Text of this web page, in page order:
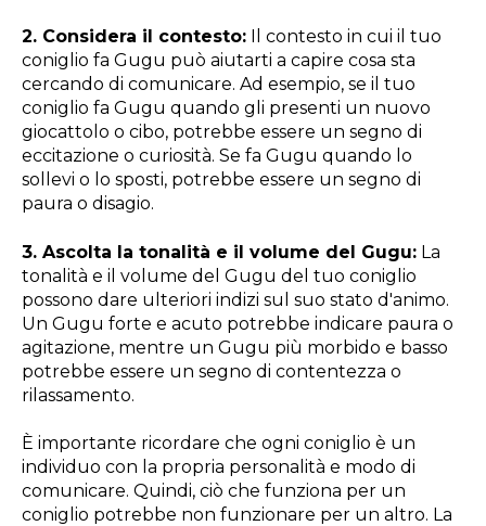
2. Considera il contesto: Il contesto in cui il tuo
coniglio fa Gugu può aiutarti a capire cosa sta
cercando di comunicare. Ad esempio, se il tuo
coniglio fa Gugu quando gli presenti un nuovo
giocattolo o cibo, potrebbe essere un segno di
eccitazione o curiosità. Se fa Gugu quando lo
sollevi o lo sposti, potrebbe essere un segno di
paura o disagio.
3. Ascolta la tonalità e il volume del Gugu: La
tonalità e il volume del Gugu del tuo coniglio
possono dare ulteriori indizi sul suo stato d'animo.
Un Gugu forte e acuto potrebbe indicare paura o
agitazione, mentre un Gugu più morbido e basso
potrebbe essere un segno di contentezza o
rilassamento.
È importante ricordare che ogni coniglio è un
individuo con la propria personalità e modo di
comunicare. Quindi, ciò che funziona per un
coniglio potrebbe non funzionare per un altro. La